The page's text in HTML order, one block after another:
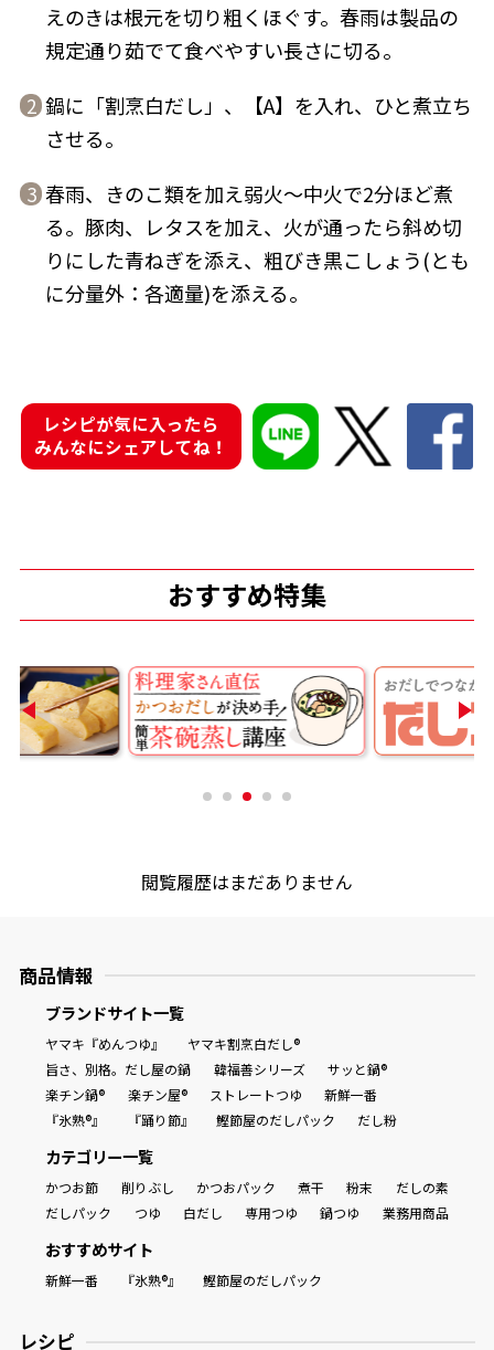
『踊り節』
鰹節屋の
だしパック
氷熟®︎
えのきは根元を切り粗くほぐす。春雨は製品の
規定通り茹でて食べやすい長さに切る。
2 鍋に「割烹白だし」、【A】を入れ、ひと煮立ち
させる。
3 春雨、きのこ類を加え弱火〜中火で2分ほど煮
る。豚肉、レタスを加え、火が通ったら斜め切
りにした青ねぎを添え、粗びき黒こしょう(とも
に分量外：各適量)を添える。
レシピが気に入ったら
みんなにシェアしてね！
おすすめ特集
閲覧履歴はまだありません
商品情報
ブランドサイト一覧
ヤマキ『めんつゆ』
ヤマキ割烹白だし®
旨さ、別格。だし屋の鍋
韓福善シリーズ
サッと鍋®
楽チン鍋®
楽チン屋® ストレートつゆ
新鮮一番
『氷熟®』
『踊り節』 鰹節屋のだしパック だし粉
カテゴリー一覧
かつお節 削りぶし かつおパック 煮干 粉末
だしの素
だしパック
つゆ 白だし 専用つゆ 鍋つゆ 業務用商品
おすすめサイト
新鮮一番 『氷熟®』 鰹節屋のだしパック
レシピ